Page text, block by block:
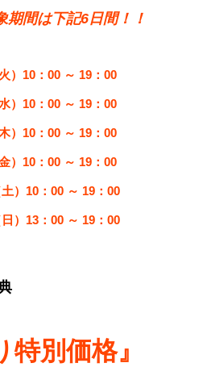
期間は下記6日間！！
）10：00 ～ 19：00
）10：00 ～ 19：00
）10：00 ～ 19：00
）10：00 ～ 19：00
）10：00 ～ 19：00
）13：00 ～ 19：00
特別価格』